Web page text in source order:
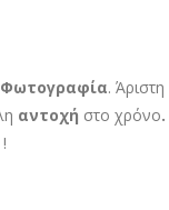
Φωτογραφία. Άριστη
αντοχή στο χρόνο.